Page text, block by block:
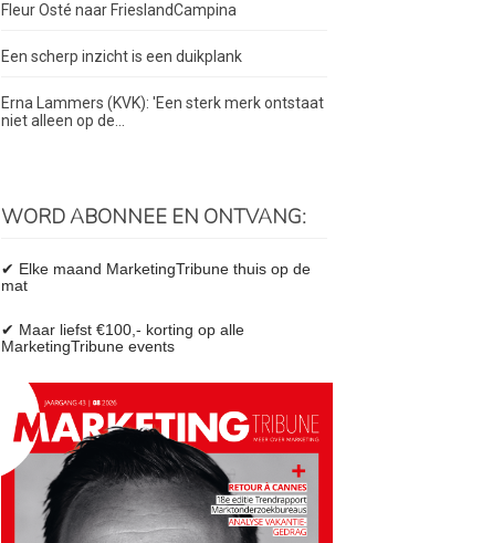
Fleur Osté naar FrieslandCampina
Een scherp inzicht is een duikplank
Erna Lammers (KVK): 'Een sterk merk ontstaat
niet alleen op de...
WORD ABONNEE EN ONTVANG:
✔ Elke maand MarketingTribune thuis op de
mat
✔ Maar liefst €100,- korting op alle
MarketingTribune events